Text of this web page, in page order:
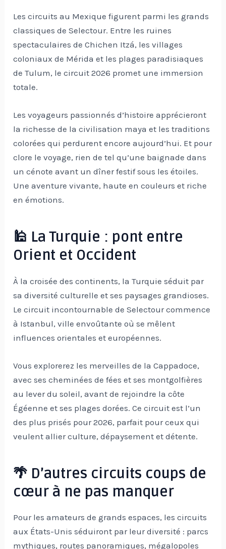
Les circuits au Mexique figurent parmi les grands
classiques de Selectour. Entre les ruines
spectaculaires de Chichen Itzá, les villages
coloniaux de Mérida et les plages paradisiaques
de Tulum, le circuit 2026 promet une immersion
totale.
Les voyageurs passionnés d’histoire apprécieront
la richesse de la civilisation maya et les traditions
colorées qui perdurent encore aujourd’hui. Et pour
clore le voyage, rien de tel qu’une baignade dans
un cénote avant un dîner festif sous les étoiles.
Une aventure vivante, haute en couleurs et riche
en émotions.
🕌 La Turquie : pont entre
Orient et Occident
À la croisée des continents, la Turquie séduit par
sa diversité culturelle et ses paysages grandioses.
Le circuit incontournable de Selectour commence
à Istanbul, ville envoûtante où se mêlent
influences orientales et européennes.
Vous explorerez les merveilles de la Cappadoce,
avec ses cheminées de fées et ses montgolfières
au lever du soleil, avant de rejoindre la côte
Égéenne et ses plages dorées. Ce circuit est l’un
des plus prisés pour 2026, parfait pour ceux qui
veulent allier culture, dépaysement et détente.
🌴 D’autres circuits coups de
cœur à ne pas manquer
Pour les amateurs de grands espaces, les circuits
aux États-Unis séduiront par leur diversité : parcs
mythiques, routes panoramiques, mégalopoles